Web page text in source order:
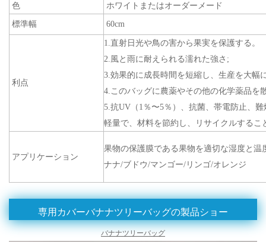
色 ホワイトまたはオーダーメード
標準幅 60cm
利点
1.直射日光や鳥の害から果実を保護する。
2.風と雨に耐えられる濡れた強さ;
3.効果的に成長時間を短縮し、生産を大幅
4.このバッグに農薬やその他の化学薬品を
5.抗UV（1％〜5％）、抗菌、帯電防止、
軽量で、材料を節約し、リサイクルするこ
アプリケーション
果物の保護膜である果物を適切な湿度と
ナナ/ブドウ/マンゴー/リンゴ/オレンジ
専用カバーバナナツリーバッグの製品ショー
バナナツリーバッグ